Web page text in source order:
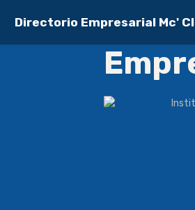
Directorio Empresarial Mc'